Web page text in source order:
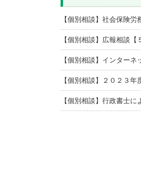
【個別相談】社会保険労
【個別相談】広報相談【
【個別相談】インター
【個別相談】２０２３
【個別相談】行政書士